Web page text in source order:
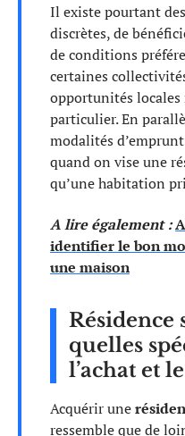
Il existe pourtant
discrètes, de
de conditions
certaines
opportunités locales
particulier. En
modalités
quand on vise une
qu’une habitation
A lire également :
identifier le bon
une maison
Résidence
quelles
l’achat et
Acquérir une
ressemble que de